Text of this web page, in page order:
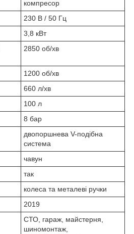
компресор
230 В / 50 Гц
3,8 кВт
2850 об/хв
1200 об/хв
660 л/хв
100 л
8 бар
двопоршнева V-подібна
система
чавун
так
колеса та металеві ручки
2019
СТО, гараж, майстерня,
шиномонтаж,